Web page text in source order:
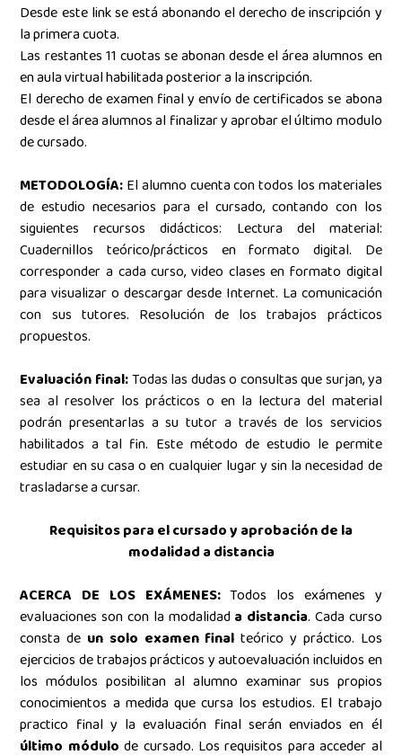
Desde este link se está abonando el derecho de inscripción y
la primera cuota.
Las restantes 11 cuotas se abonan desde el área alumnos en
en aula virtual habilitada posterior a la inscripción.
El derecho de examen final y envío de certificados se abona
desde el área alumnos al finalizar y aprobar el último modulo
de cursado.
METODOLOGÍA: El alumno cuenta con todos los materiales
de estudio necesarios para el cursado, contando con los
siguientes recursos didácticos: Lectura del material:
Cuadernillos teórico/prácticos en formato digital. De
corresponder a cada curso, video clases en formato digital
para visualizar o descargar desde Internet. La comunicación
con sus tutores. Resolución de los trabajos prácticos
propuestos.
Evaluación final:Todas las dudas o consultas que surjan, ya
sea al resolver los prácticos o en la lectura del material
podrán presentarlas a su tutor a través de los servicios
habilitados a tal fin. Este método de estudio le permite
estudiar en su casa o en cualquier lugar y sin la necesidad de
trasladarse a cursar.
Requisitos para el cursado y aprobación de la
modalidad a distancia
ACERCA DE LOS EXÁMENES:Todos los exámenes y
evaluaciones son con la modalidad a distancia. Cada curso
consta de un solo examen finalteórico y práctico. Los
ejercicios de trabajos prácticos y autoevaluaciónincluidos en
los módulos posibilitan al alumno examinar sus propios
conocimientos a medida que cursa los estudios. El trabajo
practico final y la evaluación final serán enviados en él
último módulo de cursado. Los requisitos para acceder al